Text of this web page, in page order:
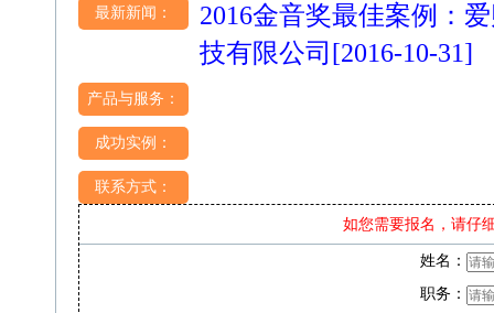
最新新闻：
2016金音奖最佳案例：
技有限公司 [2016-10-31]
产品与服务：
成功实例：
联系方式：
如您需要报名，请仔
姓名：
职务：